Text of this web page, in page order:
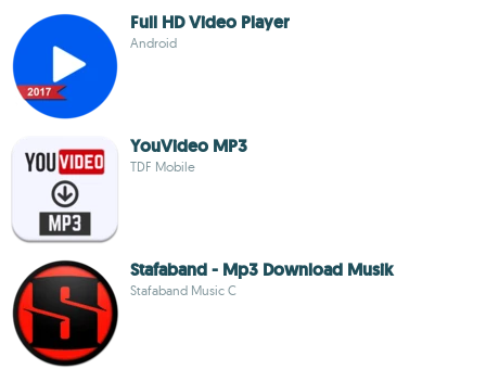
Full HD Video Player
Android
YouVideo MP3
TDF Mobile
Stafaband - Mp3 Download Musik
Stafaband Music C